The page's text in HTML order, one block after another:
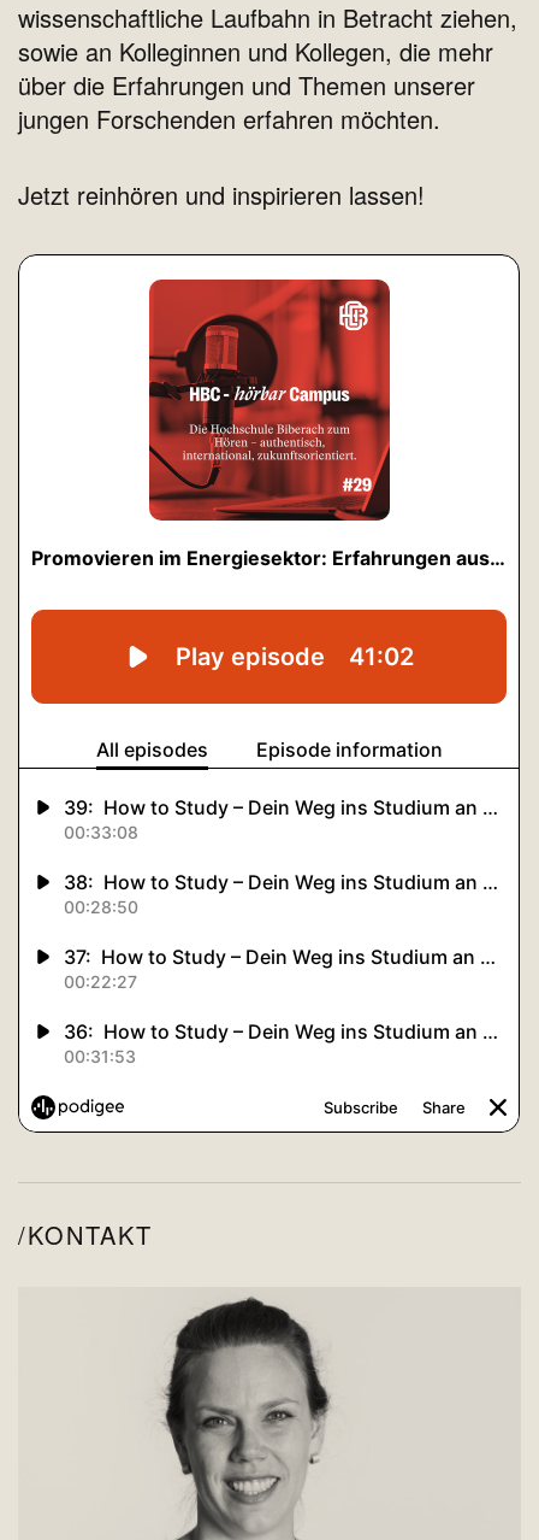
wissenschaftliche Laufbahn in Betracht ziehen,
sowie an Kolleginnen und Kollegen, die mehr
über die Erfahrungen und Themen unserer
jungen Forschenden erfahren möchten.
Jetzt reinhören und inspirieren lassen!
KONTAKT